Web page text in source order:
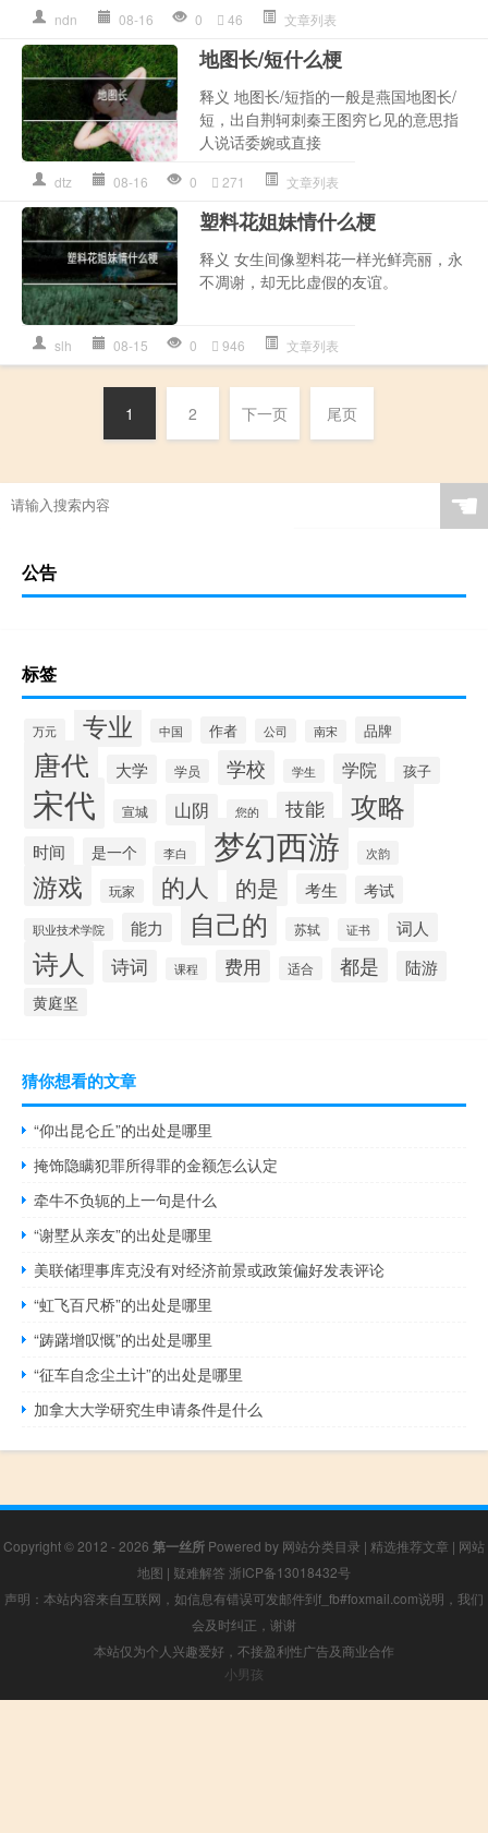
ndn 08-16 0 46 文章列表
地图长/短什么梗
释义 地图长/短指的一般是燕国地图长/
短，出自荆轲刺秦王图穷匕见的意思指
人说话委婉或直接
dtz 08-16 0 271 文章列表
塑料花姐妹情什么梗
释义 女生间像塑料花一样光鲜亮丽，永
不凋谢，却无比虚假的友谊。‌‌‌‌‌‌‌‌‌
slh 08-15 0 946 文章列表
1 2 下一页 尾页
☚
公告
标签
万元 专业 中国 作者 公司 南宋 品牌
唐代 大学 学员 学校 学生 学院 孩子
宋代 宣城 山阴 您的 技能 攻略
时间 是一个 李白 梦幻西游 次韵
游戏 玩家 的人 的是 考生 考试
职业技术学院 能力 自己的 苏轼 证书 词人
诗人 诗词 课程 费用 适合 都是 陆游
黄庭坚
猜你想看的文章
“仰出昆仑丘”的出处是哪里
掩饰隐瞒犯罪所得罪的金额怎么认定
牵牛不负轭的上一句是什么
“谢墅从亲友”的出处是哪里
美联储理事库克没有对经济前景或政策偏好发表评论
“虹飞百尺桥”的出处是哪里
“踌躇增叹慨”的出处是哪里
“征车自念尘土计”的出处是哪里
加拿大大学研究生申请条件是什么
Copyright © 2012 - 2026 第一丝所 Powered by 网站分类目录 | 精选推荐文章 | 网站
地图 | 疑难解答 浙ICP备13018432号
声明：本站内容来自互联网，如信息有错误可发邮件到f_fb#foxmail.com说明，我们
会及时纠正，谢谢
本站仅为个人兴趣爱好，不接盈利性广告及商业合作
小男孩